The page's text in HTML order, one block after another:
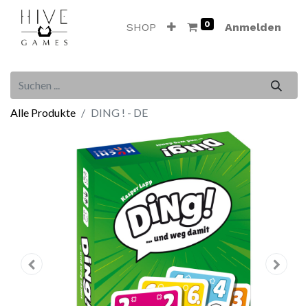
SHOP 0 Anmelden
Alle Produkte DING ! - DE